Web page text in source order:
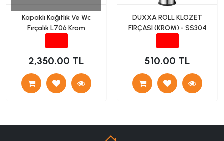
Kapaklı Kağıtlık Ve Wc
Fırçalık L706 Krom
2,350.00 TL
DUXXA ROLL KLOZET
FIRÇASI (KROM) - SS304
510.00 TL